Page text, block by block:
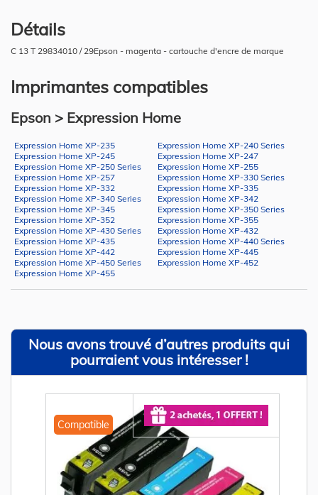
Détails
C 13 T 29834010 / 29Epson - magenta - cartouche d'encre de marque
Imprimantes compatibles
Epson > Expression Home
Expression Home XP-235
Expression Home XP-240 Series
Expression Home XP-245
Expression Home XP-247
Expression Home XP-250 Series
Expression Home XP-255
Expression Home XP-257
Expression Home XP-330 Series
Expression Home XP-332
Expression Home XP-335
Expression Home XP-340 Series
Expression Home XP-342
Expression Home XP-345
Expression Home XP-350 Series
Expression Home XP-352
Expression Home XP-355
Expression Home XP-430 Series
Expression Home XP-432
Expression Home XP-435
Expression Home XP-440 Series
Expression Home XP-442
Expression Home XP-445
Expression Home XP-450 Series
Expression Home XP-452
Expression Home XP-455
Nous avons trouvé d’autres produits qui
pourraient vous intéresser !
Compatible